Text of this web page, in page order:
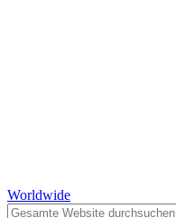
Worldwide